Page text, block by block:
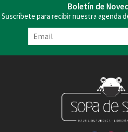
Boletín de
Suscríbete para recibir nuestra agenda